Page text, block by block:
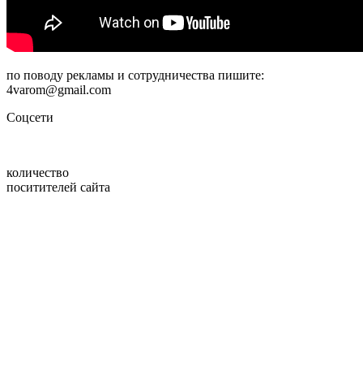
по поводу рекламы и сотрудничества пишите:
4varom@gmail.com
Соцсети
количество
поситителей сайта